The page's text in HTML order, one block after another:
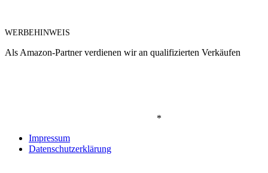
WERBEHINWEIS
Als Amazon-Partner verdienen wir an qualifizierten Verkäufen
*
Impressum
Datenschutzerklärung